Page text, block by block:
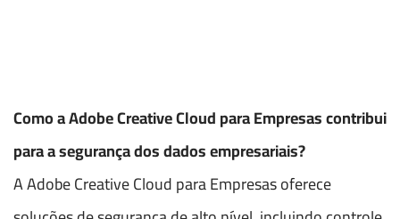
Como a Adobe Creative Cloud para Empresas contribui
para a segurança dos dados empresariais?
A Adobe Creative Cloud para Empresas oferece